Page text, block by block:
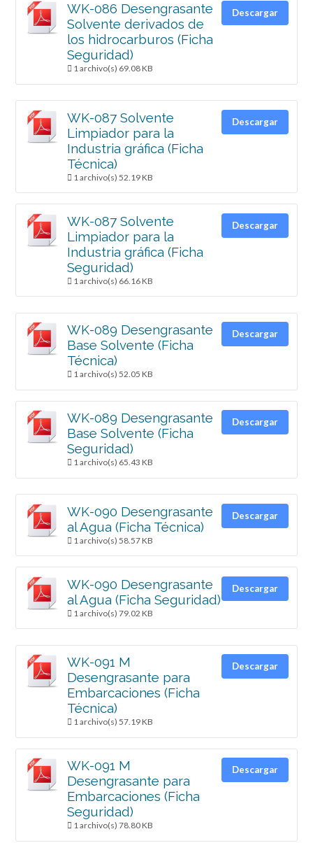
WK-086 Desengrasante
Solvente derivados de
los hidrocarburos (Ficha
Seguridad)
1 archivo(s) 69.08 KB
Descargar
WK-087 Solvente
Limpiador para la
Industria gráfica (Ficha
Técnica)
1 archivo(s) 52.19 KB
Descargar
WK-087 Solvente
Limpiador para la
Industria gráfica (Ficha
Seguridad)
1 archivo(s) 66.16 KB
Descargar
WK-089 Desengrasante
Base Solvente (Ficha
Técnica)
1 archivo(s) 52.05 KB
Descargar
WK-089 Desengrasante
Base Solvente (Ficha
Seguridad)
1 archivo(s) 65.43 KB
Descargar
WK-090 Desengrasante
al Agua (Ficha Técnica)
1 archivo(s) 58.57 KB
Descargar
WK-090 Desengrasante
al Agua (Ficha Seguridad)
1 archivo(s) 79.02 KB
Descargar
WK-091 M
Desengrasante para
Embarcaciones (Ficha
Técnica)
1 archivo(s) 57.19 KB
Descargar
WK-091 M
Desengrasante para
Embarcaciones (Ficha
Seguridad)
1 archivo(s) 78.80 KB
Descargar